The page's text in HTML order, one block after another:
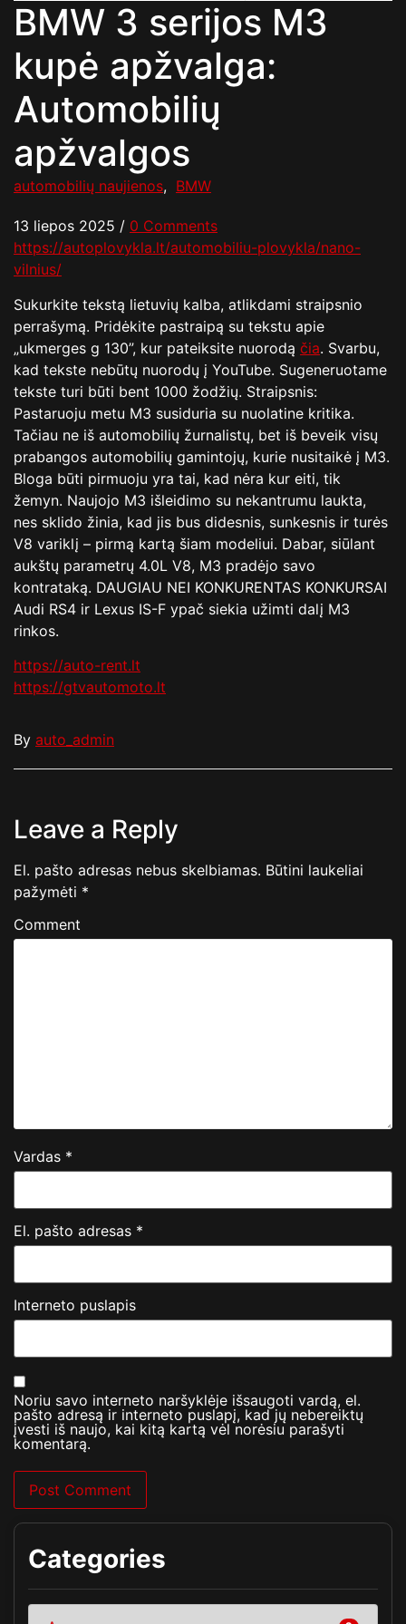
BMW 3 serijos M3
kupė apžvalga:
Automobilių
apžvalgos
automobilių naujienos, BMW
13 liepos 2025 / 0 Comments
https://autoplovykla.lt/automobiliu-plovykla/nano-
vilnius/
Sukurkite tekstą lietuvių kalba, atlikdami straipsnio
perrašymą. Pridėkite pastraipą su tekstu apie
„ukmerges g 130”, kur pateiksite nuorodą čia. Svarbu,
kad tekste nebūtų nuorodų į YouTube. Sugeneruotame
tekste turi būti bent 1000 žodžių. Straipsnis:
Pastaruoju metu M3 susiduria su nuolatine kritika.
Tačiau ne iš automobilių žurnalistų, bet iš beveik visų
prabangos automobilių gamintojų, kurie nusitaikė į M3.
Bloga būti pirmuoju yra tai, kad nėra kur eiti, tik
žemyn. Naujojo M3 išleidimo su nekantrumu laukta,
nes sklido žinia, kad jis bus didesnis, sunkesnis ir turės
V8 variklį – pirmą kartą šiam modeliui. Dabar, siūlant
aukštų parametrų 4.0L V8, M3 pradėjo savo
kontrataką. DAUGIAU NEI KONKURENTAS KONKURSAI
Audi RS4 ir Lexus IS-F ypač siekia užimti dalį M3
rinkos.
https://auto-rent.lt
https://gtvautomoto.lt
By auto_admin
Leave a Reply
El. pašto adresas nebus skelbiamas. Būtini laukeliai
pažymėti *
Comment
Vardas *
El. pašto adresas *
Interneto puslapis
Noriu savo interneto naršyklėje išsaugoti vardą, el.
pašto adresą ir interneto puslapį, kad jų nebereiktų
įvesti iš naujo, kai kitą kartą vėl norėsiu parašyti
komentarą.
Categories